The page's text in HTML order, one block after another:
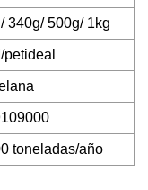
340g/ 500g/ 1kg
petideal
toneladas/año